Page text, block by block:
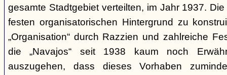
gesamte Stadtgebiet verteilten, im Jahr 1937.
festen organisatorischen Hintergrund zu
„Organisation“ durch Razzien und zahlreiche
die „Navajos“ seit 1938 kaum noch
auszugehen, dass dieses Vorhaben